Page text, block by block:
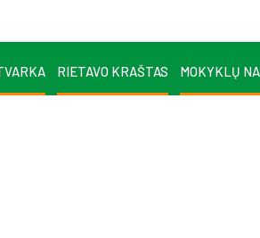
RIETAVO KRAŠTAS MOKYKLŲ